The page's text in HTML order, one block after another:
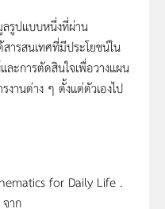
แบบหนึ่งที่ผ่าน
ารสนเทศที่มีประโยชน์ใน
ะการตัดสินใจเพื่อวางแผน
านต่าง ๆ ตั้งแต่ตัวเองไป
for Daily Life .
าก